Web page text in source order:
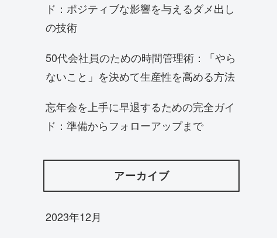
ド：ポジティブな影響を与えるダメ出し
の技術
50代会社員のための時間管理術：「やら
ないこと」を決めて生産性を高める方法
忘年会を上手に早退するための完全ガイ
ド：準備からフォローアップまで
アーカイブ
2023年12月